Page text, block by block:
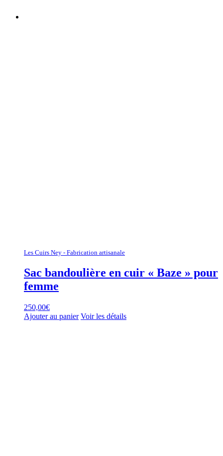
Les Cuirs Ney - Fabrication artisanale
Sac bandoulière en cuir « Baze » pour
femme
250,00€
Ajouter au panier Voir les détails